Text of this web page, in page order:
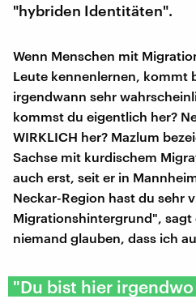
"hybriden Identitäten".
Wenn Menschen mit
Leute kennenlernen, kommt
irgendwann sehr
kommst du eigentlich her?
WIRKLICH her? Mazlum
Sachse mit kurdischem
auch erst, seit er in
Neckar-Region hast du sehr
Migrationshintergrund", sagt
niemand glauben, dass ich
"Du bist hier